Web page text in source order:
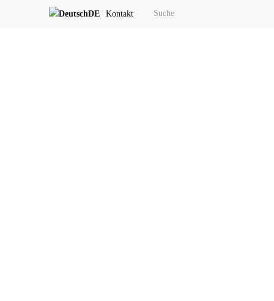
DE Kontakt